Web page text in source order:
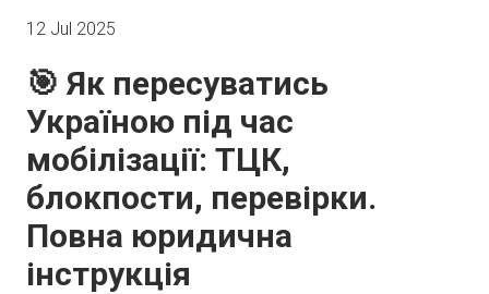
12 Jul 2025
🎯 Як пересуватись
Україною під час
мобілізації: ТЦК,
блокпости, перевірки.
Повна юридична
інструкція